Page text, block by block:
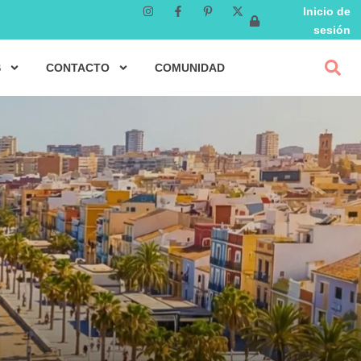
Inicio de
sesión
CONTACTO COMUNIDAD